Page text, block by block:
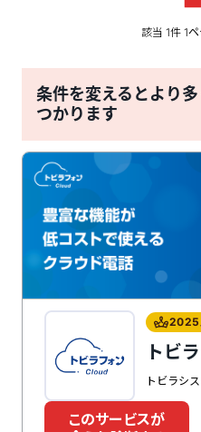
該当 1件 1
条件を変えるとより
つかります
2025
トビ
トビラシ
このサービスが